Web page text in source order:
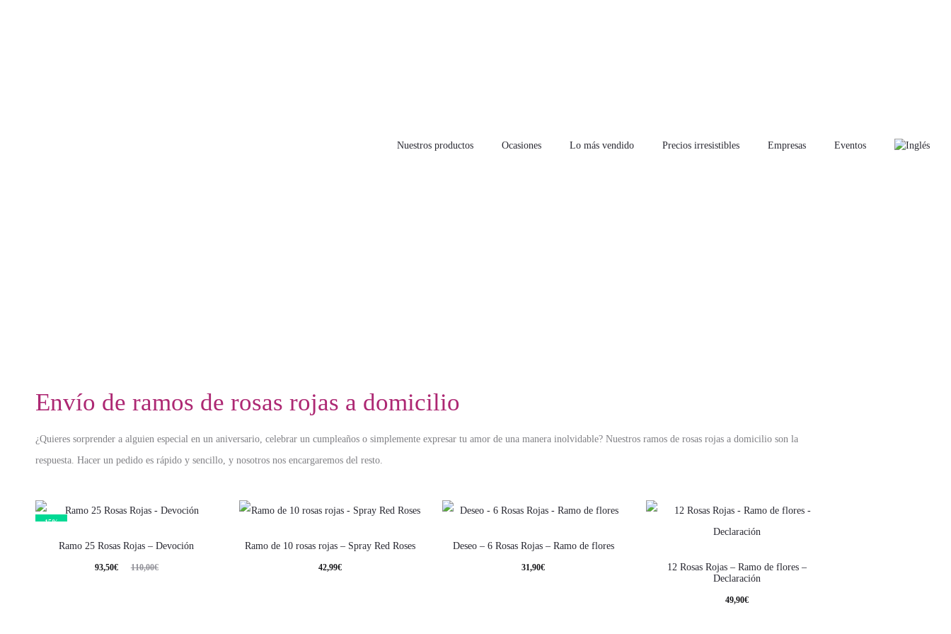
Nuestros productos Ocasiones Lo más vendido Precios irresistibles Empresas Eventos
Envío de ramos de rosas rojas a domicilio
¿Quieres sorprender a alguien especial en un aniversario, celebrar un cumpleaños o simplemente expresar tu amor de una manera inolvidable? Nuestros ramos de rosas rojas a domicilio son la
respuesta. Hacer un pedido es rápido y sencillo, y nosotros nos encargaremos del resto.
15%
Ramo 25 Rosas Rojas – Devoción
110,00€
93,50€
Ramo de 10 rosas rojas – Spray Red Roses
42,99€
Deseo – 6 Rosas Rojas – Ramo de flores
31,90€
12 Rosas Rojas – Ramo de flores –
Declaración
49,90€